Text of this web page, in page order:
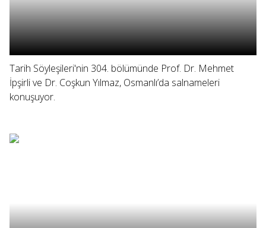
Tarih Söyleşileri'nin 304. bölümünde Prof. Dr. Mehmet
İpşirli ve Dr. Coşkun Yılmaz, Osmanlı’da salnameleri
konuşuyor.